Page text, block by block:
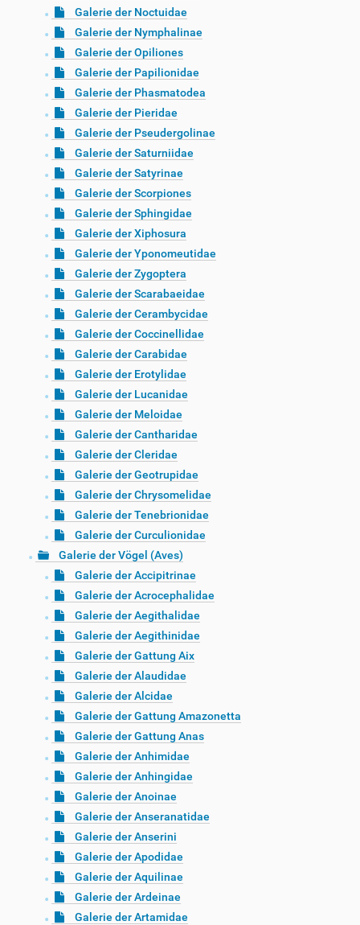
Galerie der Noctuidae
Galerie der Nymphalinae
Galerie der Opiliones
Galerie der Papilionidae
Galerie der Phasmatodea
Galerie der Pieridae
Galerie der Pseudergolinae
Galerie der Saturniidae
Galerie der Satyrinae
Galerie der Scorpiones
Galerie der Sphingidae
Galerie der Xiphosura
Galerie der Yponomeutidae
Galerie der Zygoptera
Galerie der Scarabaeidae
Galerie der Cerambycidae
Galerie der Coccinellidae
Galerie der Carabidae
Galerie der Erotylidae
Galerie der Lucanidae
Galerie der Meloidae
Galerie der Cantharidae
Galerie der Cleridae
Galerie der Geotrupidae
Galerie der Chrysomelidae
Galerie der Tenebrionidae
Galerie der Curculionidae
Galerie der Vögel (Aves)
Galerie der Accipitrinae
Galerie der Acrocephalidae
Galerie der Aegithalidae
Galerie der Aegithinidae
Galerie der Gattung Aix
Galerie der Alaudidae
Galerie der Alcidae
Galerie der Gattung Amazonetta
Galerie der Gattung Anas
Galerie der Anhimidae
Galerie der Anhingidae
Galerie der Anoinae
Galerie der Anseranatidae
Galerie der Anserini
Galerie der Apodidae
Galerie der Aquilinae
Galerie der Ardeinae
Galerie der Artamidae